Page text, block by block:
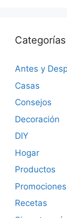
Categorías
Antes y
Casas
Consejos
Decoración
DIY
Hogar
Productos
Promociones
Recetas